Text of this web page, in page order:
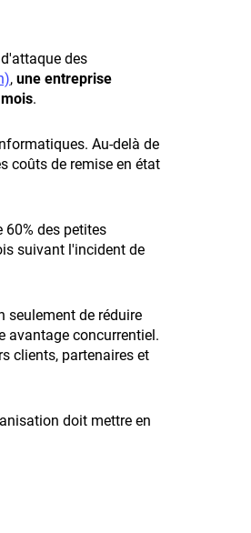
des
, une entreprise
.
Au-delà de
coûts de remise en état
60% des petites
suivant l'incident de
seulement de réduire
avantage concurrentiel.
clients, partenaires et
doit mettre en